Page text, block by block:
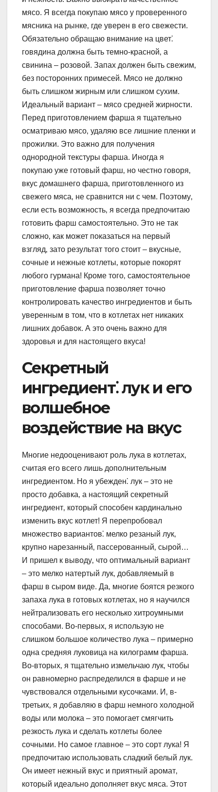
мясо. Я всегда покупаю мясо у проверенного
мясника на рынке‚ где уверен в его свежести.
Обязательно обращаю внимание на цвет⁚
говядина должна быть темно-красной‚ а
свинина – розовой. Запах должен быть свежим‚
без посторонних примесей. Мясо не должно
быть слишком жирным или слишком сухим.
Идеальный вариант – мясо средней жирности.
Перед приготовлением фарша я тщательно
осматриваю мясо‚ удаляю все лишние пленки и
прожилки. Это важно для получения
однородной текстуры фарша. Иногда я
покупаю уже готовый фарш‚ но честно говоря‚
вкус домашнего фарша‚ приготовленного из
свежего мяса‚ не сравнится ни с чем. Поэтому‚
если есть возможность‚ я всегда предпочитаю
готовить фарш самостоятельно. Это не так
сложно‚ как может показаться на первый
взгляд‚ зато результат того стоит – вкусные‚
сочные и нежные котлеты‚ которые покорят
любого гурмана! Кроме того‚ самостоятельное
приготовление фарша позволяет точно
контролировать качество ингредиентов и быть
уверенным в том‚ что в котлетах нет никаких
лишних добавок. А это очень важно для
здоровья и для настоящего вкуса!
Секретный
ингредиент⁚ лук и его
волшебное
воздействие на вкус
Многие недооценивают роль лука в котлетах‚
считая его всего лишь дополнительным
ингредиентом. Но я убежден⁚ лук – это не
просто добавка‚ а настоящий секретный
ингредиент‚ который способен кардинально
изменить вкус котлет! Я перепробовал
множество вариантов⁚ мелко резаный лук‚
крупно нарезанный‚ пассерованный‚ сырой…
И пришел к выводу‚ что оптимальный вариант
– это мелко натертый лук‚ добавляемый в
фарш в сыром виде. Да‚ многие боятся резкого
запаха лука в готовых котлетах‚ но я научился
нейтрализовать его несколько хитроумными
способами. Во-первых‚ я использую не
слишком большое количество лука – примерно
одна средняя луковица на килограмм фарша.
Во-вторых‚ я тщательно измельчаю лук‚ чтобы
он равномерно распределился в фарше и не
чувствовался отдельными кусочками. И‚ в-
третьих‚ я добавляю в фарш немного холодной
воды или молока – это помогает смягчить
резкость лука и сделать котлеты более
сочными. Но самое главное – это сорт лука! Я
предпочитаю использовать сладкий белый лук.
Он имеет нежный вкус и приятный аромат‚
который идеально дополняет вкус мяса. Этот